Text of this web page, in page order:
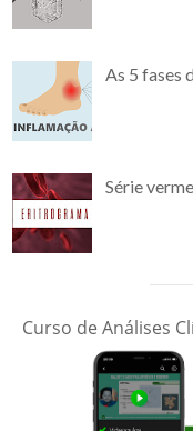
As 5 fases
Série
Curso de Análises